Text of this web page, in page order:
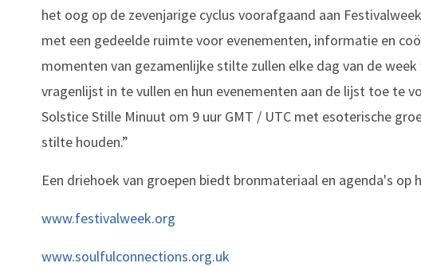
het oog op de zevenjarige cyclus voorafgaand aan
met een gedeelde ruimte voor evenementen, informatie en
momenten van gezamenlijke stilte zullen elke dag van de
vragenlijst in te vullen en hun evenementen aan de lijst toe te
Solstice Stille Minuut om 9 uur GMT / UTC met esoterische
stilte houden.”
Een driehoek van groepen biedt bronmateriaal en agenda's op
www.festivalweek.org
www.soulfulconnections.org.uk